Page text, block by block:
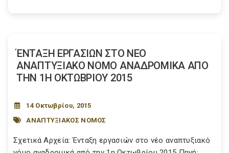
ΈΝΤΑΞΗ ΕΡΓΑΣΙΩΝ ΣΤΟ ΝΕΟ
ΑΝΑΠΤΥΞΙΑΚΟ ΝΟΜΟ ΑΝΑΔΡΟΜΙΚΑ ΑΠΟ
ΤΗΝ 1Η ΟΚΤΩΒΡΙΟΥ 2015
14 Οκτωβρίου, 2015
ΑΝΑΠΤΥΞΙΑΚΟΣ ΝΟΜΟΣ
Σχετικά Αρχεία: Ένταξη εργασιών στο νέο αναπτυξιακό